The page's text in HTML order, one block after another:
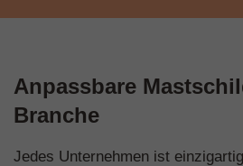
Anpassbare
Branche
Jedes Unternehmen ist